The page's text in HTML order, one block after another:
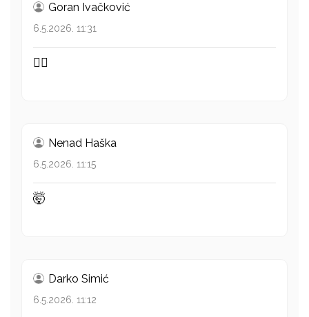
Goran Ivačković
6.5.2026. 11:31
👍🏻
Nenad Haška
6.5.2026. 11:15
🤯
Darko Simić
6.5.2026. 11:12